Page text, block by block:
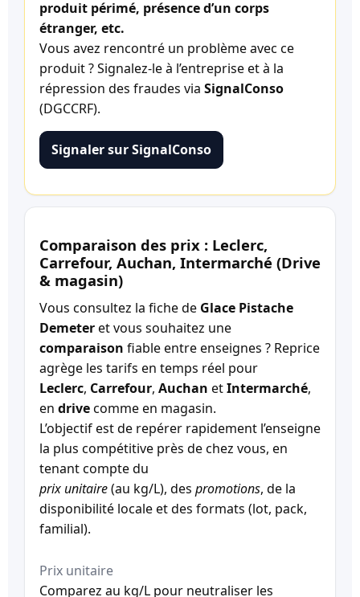
produit périmé, présence d’un corps
étranger, etc.
Vous avez rencontré un problème avec ce
produit ? Signalez-le à l’entreprise et à la
répression des fraudes via SignalConso
(DGCCRF).
Signaler sur SignalConso
Comparaison des prix : Leclerc,
Carrefour, Auchan, Intermarché (Drive
& magasin)
Vous consultez la fiche de Glace Pistache
Demeteret vous souhaitez une
comparaison fiable entre enseignes ? Reprice
agrège les tarifs en temps réel pour
Leclerc, Carrefour, Auchan etIntermarché,
en drivecomme en magasin.
L’objectif est de repérer rapidement l’enseigne
la plus compétitive près de chez vous, en
tenant compte du
prix unitaire(au kg/L), des promotions, de la
disponibilité locale et des formats (lot, pack,
familial).
Prix unitaire
Comparez au kg/L pour neutraliser les